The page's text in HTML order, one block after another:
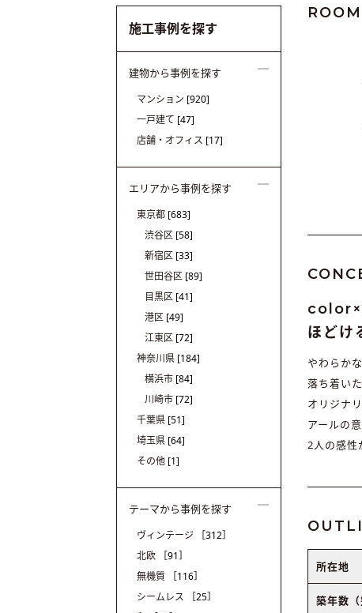
ほどけ
やわらか
落ち着い
オリジナ
アールの
2人の感性
所在地
築年数（
施工事例を探す
建物から事例を探す
マンション [920]
一戸建て [47]
店舗・オフィス [17]
エリアから事例を探す
東京都 [683]
渋谷区 [58]
新宿区 [33]
世田谷区 [89]
目黒区 [41]
港区 [49]
江東区 [72]
神奈川県 [184]
横浜市 [84]
川崎市 [72]
千葉県 [51]
埼玉県 [64]
その他 [1]
テーマから事例を探す
ヴィンテージ
［312］
北欧
［91］
無機質
［116］
シームレス
［25］